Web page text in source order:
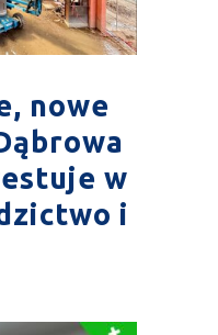
nowe
w
i